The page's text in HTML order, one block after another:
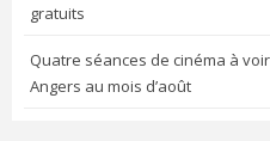
gratuits
Quatre séances de cinéma à
Angers au mois d’août